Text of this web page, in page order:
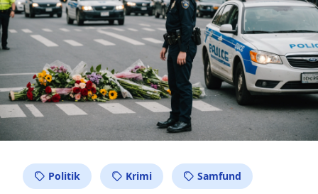
Politik Krimi Samfund